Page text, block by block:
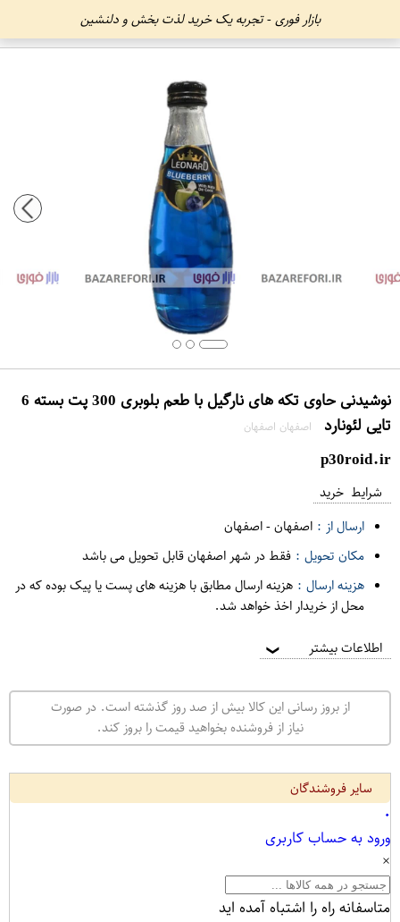
بازار فوری - تجربه یک خرید لذت بخش و دلنشین
نوشیدنی حاوی تکه های نارگیل با طعم بلوبری 300 پت بسته 6
تایی لئونارد
اصفهان اصفهان
p30roid.ir
شرایط خرید
ارسال از : اصفهان-اصفهان
مکان تحویل : فقط در شهر اصفهان قابل تحویل می باشد
هزینه ارسال : هزینه ارسال مطابق با هزینه های پست یا پیک بوده که در
محل از خریدار اخذ خواهد شد.
اطلاعات بیشتر ❯
از بروز رسانی این کالا بیش از صد روز گذشته است. در صورت
نیاز از فروشنده بخواهید قیمت را بروز کند.
سایر فروشندگان
۰
ورود به حساب کاربری
×
متاسفانه راه را اشتباه آمده اید